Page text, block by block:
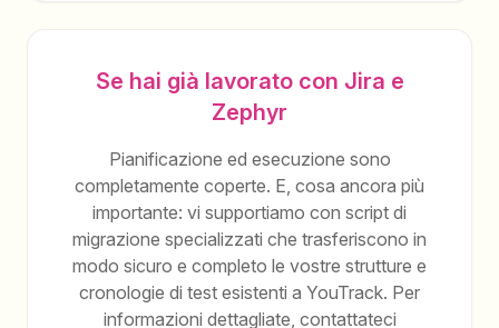
Se hai già lavorato con Jira e
Zephyr
Pianificazione ed esecuzione sono
completamente coperte. E, cosa ancora più
importante: vi supportiamo con script di
migrazione specializzati che trasferiscono in
modo sicuro e completo le vostre strutture e
cronologie di test esistenti a YouTrack. Per
informazioni dettagliate, contattateci